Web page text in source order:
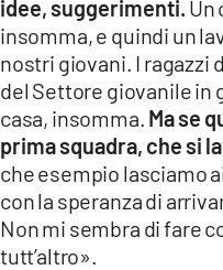
idee, suggerimenti. Un
insomma, e quindi un
nostri giovani. I ragazzi
del Settore giovanile in
casa, insomma. Ma se
prima squadra, che si
che esempio lasciamo
con la speranza di
Non mi sembra di fare
tutt’altro».